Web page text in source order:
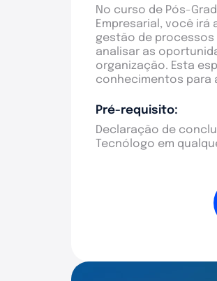
No curso de Pós-
Empresarial, você
gestão de processos
analisar as
organização. Esta
conhecimentos para
Pré-requisito:
Declaração de
Tecnólogo em